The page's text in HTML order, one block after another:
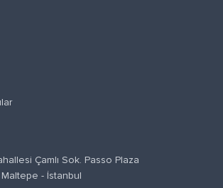
Çamlı Sok. Passo Plaza
- İstanbul